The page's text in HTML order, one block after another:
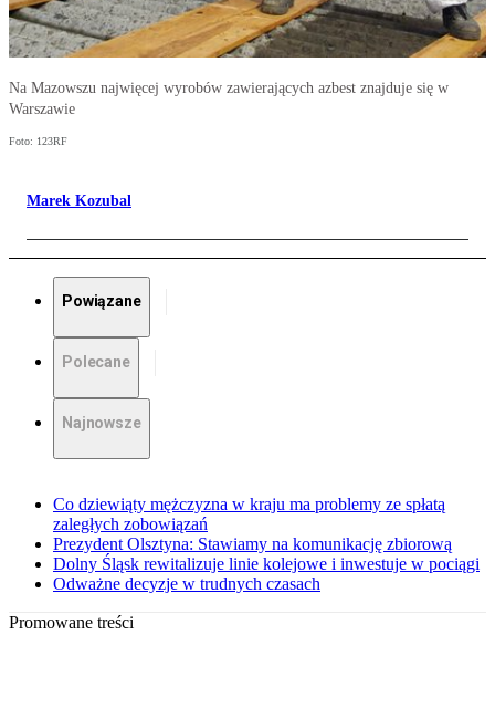
Na Mazowszu najwięcej wyrobów zawierających azbest znajduje się w
Warszawie
Foto: 123RF
Marek Kozubal
Powiązane
Polecane
Najnowsze
Co dziewiąty mężczyzna w kraju ma problemy ze spłatą
zaległych zobowiązań
Prezydent Olsztyna: Stawiamy na komunikację zbiorową
Dolny Śląsk rewitalizuje linie kolejowe i inwestuje w pociągi
Odważne decyzje w trudnych czasach
Promowane treści